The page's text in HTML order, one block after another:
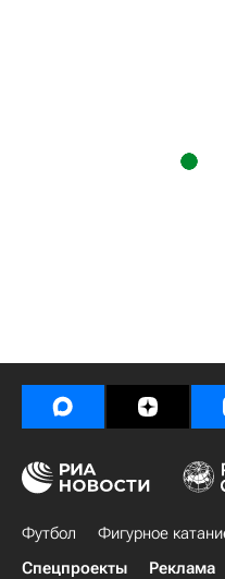
Футбол Фигурное
Спецпроекты
Реклама